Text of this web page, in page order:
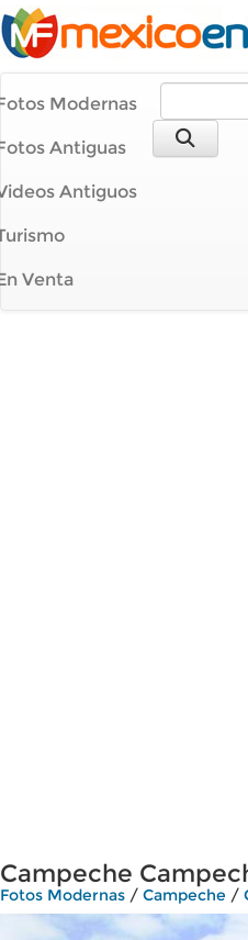
Modernas
Antiguas
Antiguos
Venta
Campeche
Fotos Modernas / Campeche /